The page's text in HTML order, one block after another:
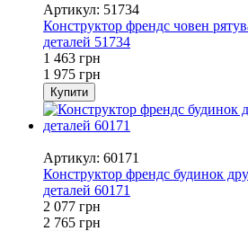
Артикул: 51734
Конструктор френдс човен
деталей 51734
1 463 грн
1 975 грн
Купити
Артикул: 60171
Конструктор френдс будинок
деталей 60171
2 077 грн
2 765 грн